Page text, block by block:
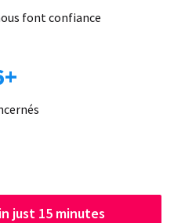
font confiance
just 15 minutes